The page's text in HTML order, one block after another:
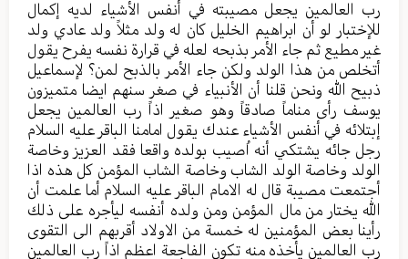
رب العالمین یجعل مصیبته في أنفس الأشیاء لدیه إکمال
للإختبار لو أن ابراهیم الخلیل کان له ولد مثلاً ولد عادي ولد
غیر مطیع ثم جاء الأمر بذبحه لعله في قرارة نفسه یفرح یقول
أتخلص من هذا الولد ولکن جاء الأمر بالذبح لمن؟ لإسماعیل
ذبیح الله ونحن قلنا أن الأنبیاء في صغر سنهم ایضا متمیزون
یوسف رأى مناماً صادقاً وهو صغیر اذاً رب العالمین یجعل
إبتلائه في أنفس الأشیاء عندك یقول امامنا الباقر علیه السلام
رجل جائه یشتکي أنه اُصیب بولده واقعا فقد العزیز وخاصة
الولد وخاصة الولد الشاب وخاصة الشاب المؤمن کل هذه اذا
أجتمعت مصیبة قال له الامام الباقر علیه السلام أما علمت أن
الله یختار من مال المؤمن ومن ولده أنفسه لیأجره علی ذلك
رأينا بعض المؤمنین له خمسة من الاولاد أقربهم الی التقوی
رب العالمین یأخذه منه تکون الفاجعة اعظم اذاً رب العالمین